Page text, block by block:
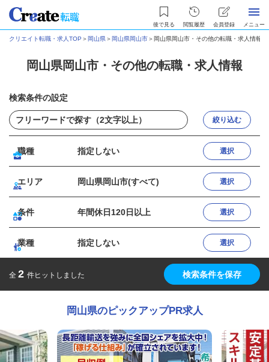
後で見る 閲覧履歴 会員登録 メニュー
クリエイト転職・求人TOP ＞ 岡山県＞ 岡山県岡山市＞ 岡山県岡山市・その他の転職・求人情報
岡山県岡山市・その他の転職・求人情報
検索条件の設定
絞り込む
職種 指定しない 選択
エリア 岡山県岡山市(すべて) 選択
条件 年間休日120日以上 選択
業種 指定しない 選択
全 2 件ヒットしました 検索条件を保存
岡山県のピックアップPR求人